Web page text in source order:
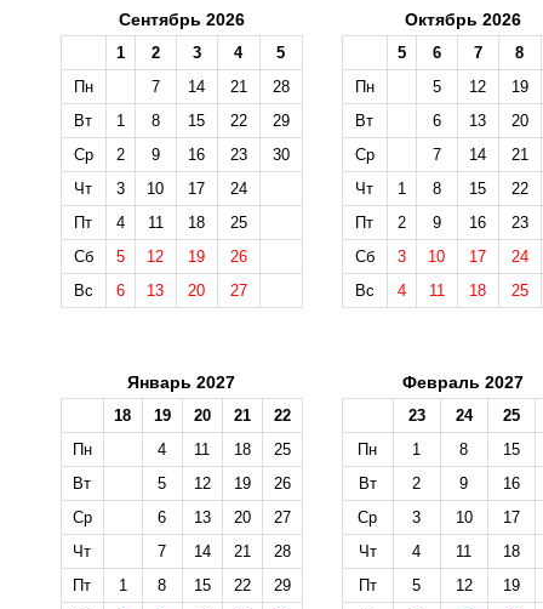
Сентябрь 2026
1 2 3 4
5
Пн
7 14 21
28
Вт
1 8 15 22
29
Ср
2 9 16 23
30
Чт
3 10 17
24
Пт
4 11 18
25
Сб
5 12 19
26
Вс
6 13 20 27
Октябрь 2026
5 6 7
8
Пн
5 12
19
Вт
6 13
20
Ср
7 14
21
Чт
1 8 15
22
Пт
2 9 16
23
Сб
3 10 17
24
Вс
4 11 18 25
Январь 2027
18 19 20 21
22
Пн
4 11 18
25
Вт
5 12 19
26
Ср
6 13 20
27
Чт
7 14 21
28
Пт
1 8 15 22
29
Февраль 2027
23 24
25
Пн
1 8
15
Вт
2 9
16
Ср
3 10
17
Чт
4 11
18
Пт
5 12
19